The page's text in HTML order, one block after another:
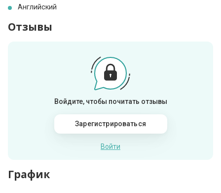
Английский
Отзывы
Войдите, чтобы почитать отзывы
Зарегистрироваться
Войти
График